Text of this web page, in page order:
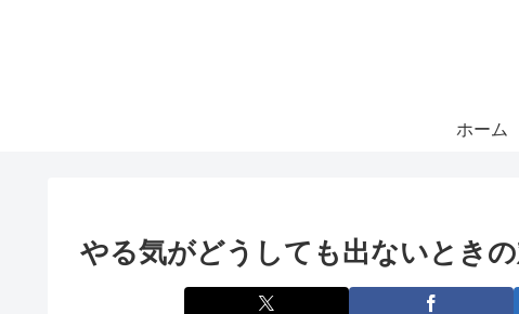
ホーム
やる気がどうしても出ないとき